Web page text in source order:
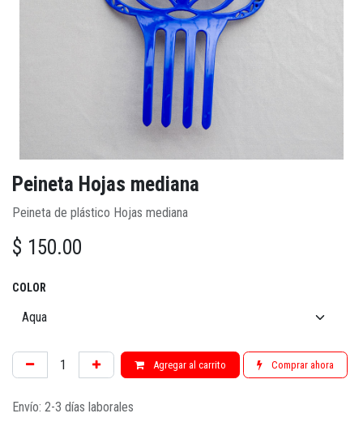
Peineta Hojas mediana
Peineta de plástico Hojas mediana
$ 150.00
COLOR
Agregar al carrito Comprar ahora
Envío: 2-3 días laborales